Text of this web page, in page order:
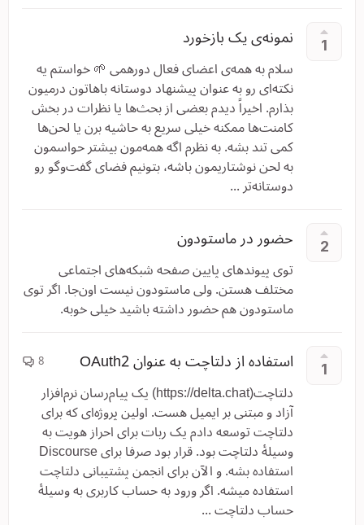
1 نمونه‌ی یک بازخورد
سلام به همه‌ی اعضای فعال دورهمی 🌱 خواستم یه
نکته‌ای رو به عنوان پیشنهاد دوستانه باهاتون درمیون
بذارم. اخیراً دیدم بعضی از بحث‌ها یا نظرات در بخش
کامنت‌ها ممکنه خیلی سریع به حاشیه برن یا لحن‌ها
کمی تند بشه. به نظرم اگه همه‌مون بیشتر حواسمون
به لحن نوشتاریمون باشه، بتونیم فضای گفت‌وگو رو
دوستانه‌تر ...
2 حضور در ماستودون
توی پیوند‌های پایین صفحه شبکه‌های اجتماعی
مختلف هستن. ولی ماستودون نیست اون‌جا. اگر توی
ماستودون هم حضور داشته باشید خیلی خوبه.
1 استفاده از دلتاچت به عنوان OAuth2 8
دلتاچت(https://delta.chat) یک پیام‌رسان نرم‌افزار
آزاد و مبتنی بر ایمیل هست. اولین پروژه‌ای که برای
دلتاچت توسعه دادم یک ربات برای احراز هویت به
وسیلهٔ دلتاچت بود. قرار بود صرفا برای Discourse
استفاده بشه. و الآن برای انجمن پشتیبانی دلتاچت
استفاده میشه. اگر ورود به حساب کاربری به وسیلهٔ
حساب دلتاچت ...